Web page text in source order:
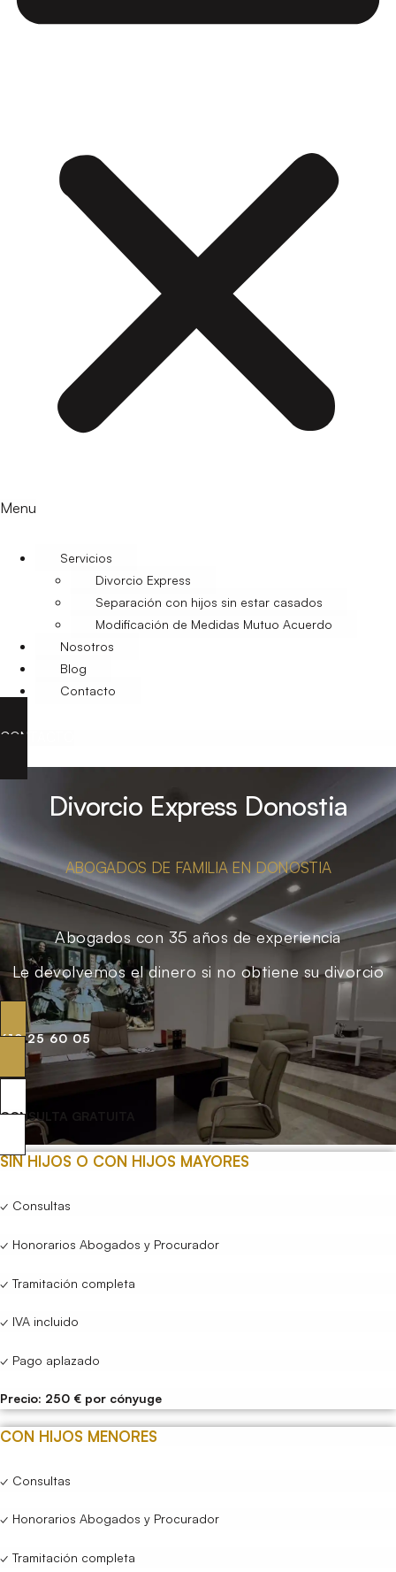
Menu
Servicios
Divorcio Express
Separación con hijos sin estar casados
Modificación de Medidas Mutuo Acuerdo
Nosotros
Blog
Contacto
CONTACTO
Divorcio Express Donostia
ABOGADOS DE FAMILIA EN DONOSTIA
Abogados con 35 años de experiencia
Le devolvemos el dinero si no obtiene su divorcio
619 25 60 05
CONSULTA GRATUITA
SIN HIJOS O CON HIJOS MAYORES
✓ Consultas
✓ Honorarios Abogados y Procurador
✓ Tramitación completa
✓ IVA incluido
✓ Pago aplazado
Precio: 250 € por cónyuge
CON HIJOS MENORES
✓ Consultas
✓ Honorarios Abogados y Procurador
✓ Tramitación completa